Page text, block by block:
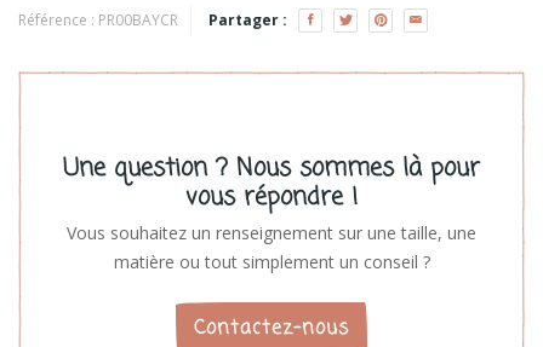
Voir les produits
Référence : PR00BAYCR Partager :
Une question ? Nous sommes là pour
vous répondre !
Vous souhaitez un renseignement sur une taille, une
matière ou tout simplement un conseil ?
Contactez-nous